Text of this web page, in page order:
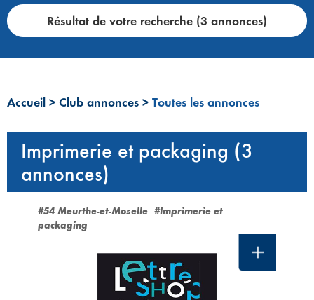
Résultat de votre recherche (3 annonces)
Accueil > Club annonces > Toutes les annonces
Imprimerie et packaging (3
annonces)
#54 Meurthe-et-Moselle #Imprimerie et
packaging